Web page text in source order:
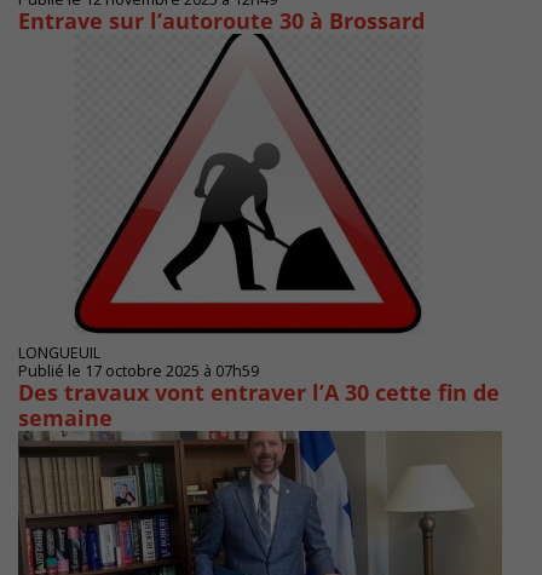
Entrave sur l’autoroute 30 à Brossard
LONGUEUIL
Publié le 17 octobre 2025 à 07h59
Des travaux vont entraver l’A 30 cette fin de
semaine